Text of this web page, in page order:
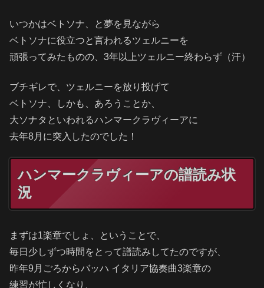
いつかはベトソナ、と夢を見ながら
ベトソナに役立つと言われるツェルニーを
頑張ってみたものの、3年以上ツェルニー終わらず（汗）
ブチギレで、ツェルニーを放り投げて
ベトソナ、しかも、あろうことか、
大ソナタといわれるハンマークラヴィーアに
去年8月に突入したのでした！
ハンマークラヴィーアの譜読み状
況
まずは1楽章でしょ、ということで、
毎日少しずつ時間をとって譜読みしてたのですが、
昨年9月ごろからバッハ イタリア協奏曲3楽章の
練習が忙しくなり、